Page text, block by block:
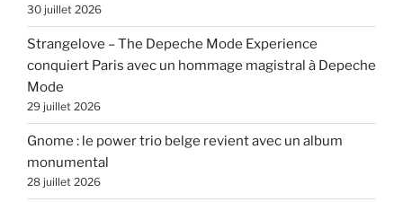
30 juillet 2026
Strangelove – The Depeche Mode Experience
conquiert Paris avec un hommage magistral à Depeche
Mode
29 juillet 2026
Gnome : le power trio belge revient avec un album
monumental
28 juillet 2026